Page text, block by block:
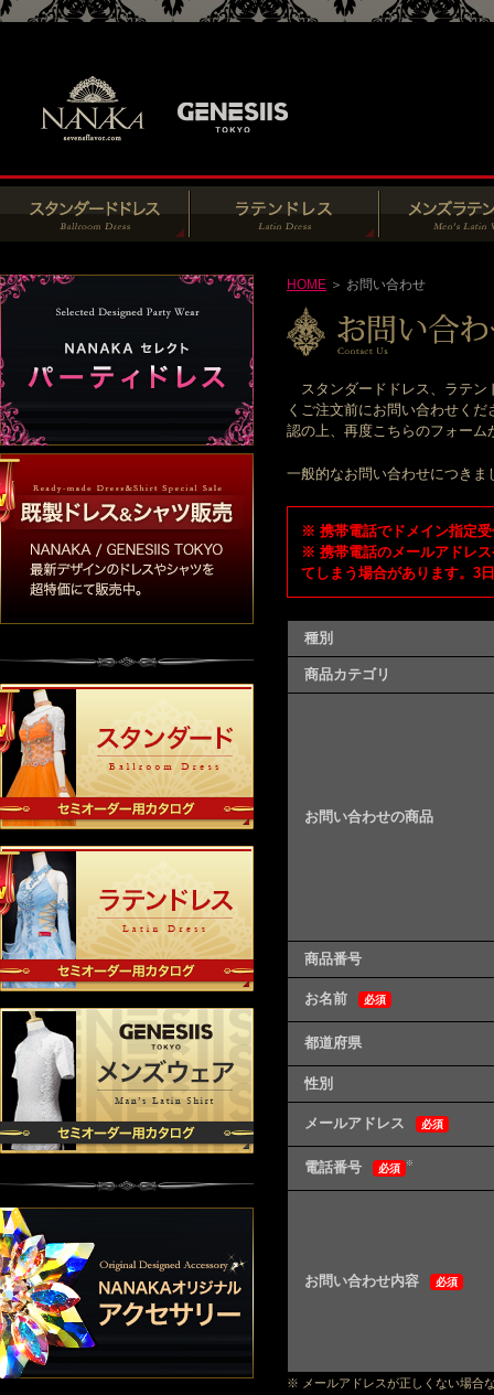
HOME ＞ お問い合わせ
スタンダードドレス、ラテン
くご注文前にお問い合わせく
認の上、再度こちらのフォー
一般的なお問い合わせにつき
※ 携帯電話でドメイン指定
※ 携帯電話のメールアドレ
てしまう場合があります。3
種別
商品カテゴリ
お問い合わせの商品
商品番号
お名前 必須
都道府県
性別
メールアドレス 必須
電話番号 必須 ※
お問い合わせ内容 必須
※ メールアドレスが正しくない場合